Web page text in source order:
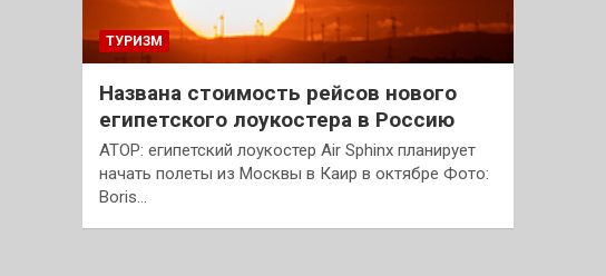
ТУРИЗМ
Названа стоимость рейсов нового
египетского лоукостера в Россию
АТОР: египетский лоукостер Air Sphinx планирует
начать полеты из Москвы в Каир в октябре Фото:
Boris…